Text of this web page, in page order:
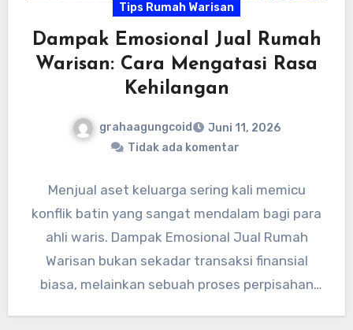
Tips Rumah Warisan
Dampak Emosional Jual Rumah
Warisan: Cara Mengatasi Rasa
Kehilangan
grahaagungcoid
Juni 11, 2026
Tidak ada komentar
Menjual aset keluarga sering kali memicu
konflik batin yang sangat mendalam bagi para
ahli waris. Dampak Emosional Jual Rumah
Warisan bukan sekadar transaksi finansial
biasa, melainkan sebuah proses perpisahan